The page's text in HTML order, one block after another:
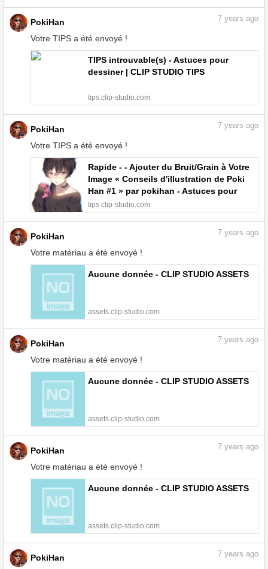
PokiHan
Votre TIPS a été envoyé !
7 years ago
TIPS introuvable(s) - Astuces pour
dessiner | CLIP STUDIO TIPS
tips.clip-studio.com
PokiHan
Votre TIPS a été envoyé !
7 years ago
Rapide - - Ajouter du Bruit/Grain à Votre
Image « Conseils d'illustration de Poki
Han #1 » par pokihan - Astuces pour
dessiner | CLIP STUDIO TIPS
tips.clip-studio.com
PokiHan
Votre matériau a été envoyé !
7 years ago
Aucune donnée - CLIP STUDIO ASSETS
assets.clip-studio.com
PokiHan
Votre matériau a été envoyé !
7 years ago
Aucune donnée - CLIP STUDIO ASSETS
assets.clip-studio.com
PokiHan
Votre matériau a été envoyé !
7 years ago
Aucune donnée - CLIP STUDIO ASSETS
assets.clip-studio.com
PokiHan 7 years ago